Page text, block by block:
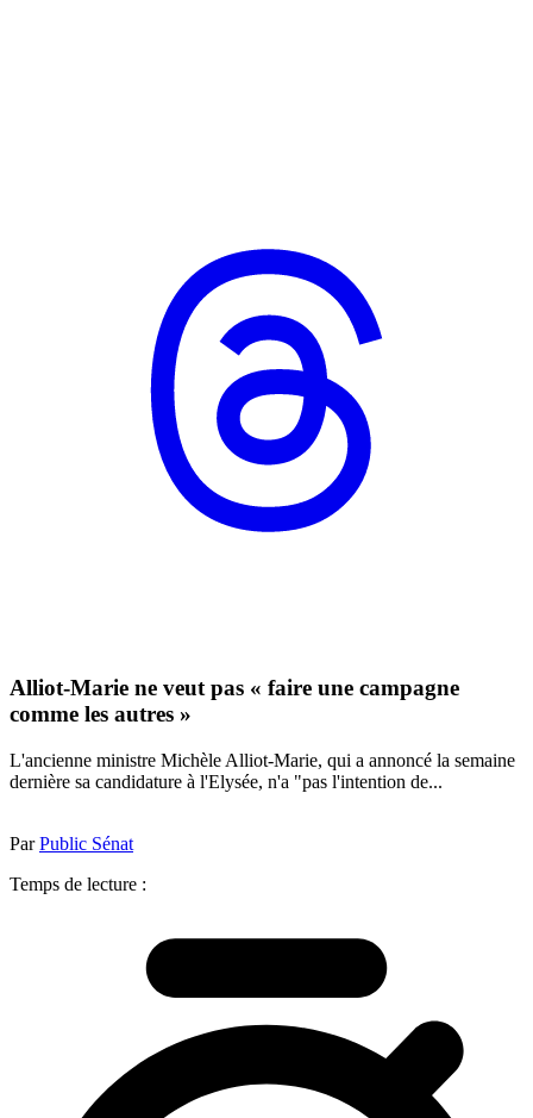
Alliot-Marie ne veut pas « faire une campagne
comme les autres »
L'ancienne ministre Michèle Alliot-Marie, qui a annoncé la semaine
dernière sa candidature à l'Elysée, n'a "pas l'intention de...
ParPublic Sénat
Temps de lecture :